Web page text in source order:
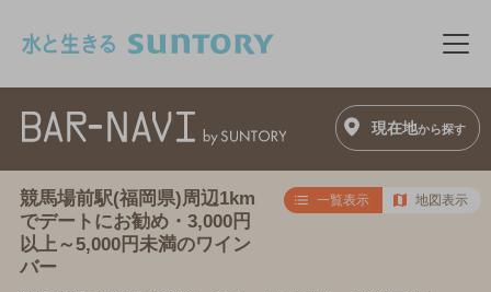
メ
現在地から探す
競馬場前駅(福岡県)周辺1km
でデートにお勧め・3,000円
以上～5,000円未満のワイン
バー
一覧表示 地図表示